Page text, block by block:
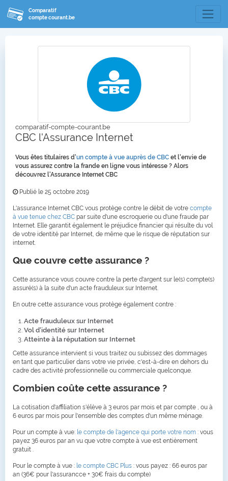
Comparatif
compte courant.be
comparatif-compte-courant.be
CBC l'Assurance Internet
Vous êtes titulaires d'un compte à vue auprès de CBC et l'envie de
vous assurez contre la frande en ligne vous intéresse ? Alors
découvrez l'Assurance Internet CBC
Publié le 25 octobre 2019
L'assurance Internet CBC vous protège contre le débit de votre compte
à vue tenue chez CBC par suite d'une escroquerie ou d'une fraude par
Internet. Elle garantit également le préjudice financier qui résulte du vol
de votre identité par Internet, de même que le risque de réputation sur
internet.
Que couvre cette assurance ?
Cette assurance vous couvre contre la perte d'argent sur le(s) compte(s)
assuré(s) à la suite d'un acte frauduleux sur Internet.
En outre cette assurance vous protège également contre :
Acte frauduleux sur Internet
Vol d'identité sur Internet
Atteinte à la réputation sur Internet
Cette assurance intervient si vous traitez ou subissez des dommages
en tant que particulier dans votre vie privée, c'est-à-dire en dehors du
cadre des activité professionnelle ou commerciale quelconque.
Combien coûte cette assurance ?
La cotisation d'affiliation s'élève à 3 euros par mois et par compte , ou à
6 euros par mois pour l'ensemble des comptes d'un même ménage.
Pour un compte à vue: le compte de l'agence qui porte votre nom : vous
payez 36 euros par an vu que votre compte à vue est entièrement
gratuit .
Pour le compte à vue : le compte CBC Plus : vous payez : 66 euros par
an (36€ pour l'assurancce + 30€ frais du compte)